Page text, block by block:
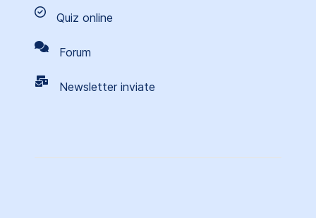
Quiz online
Forum
Newsletter inviate